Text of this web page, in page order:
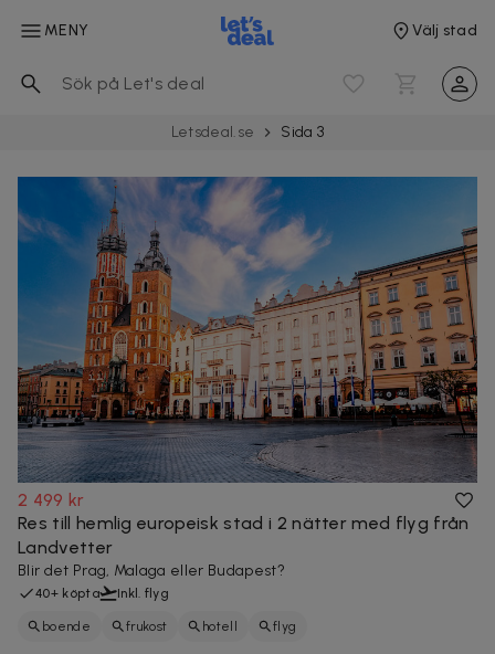
MENY Välj stad
Letsdeal.se Sida 3
2 499 kr
Res till hemlig europeisk stad i 2 nätter med flyg från
Landvetter
Blir det Prag, Malaga eller Budapest?
40+ köpta Inkl. flyg
boende frukost hotell flyg